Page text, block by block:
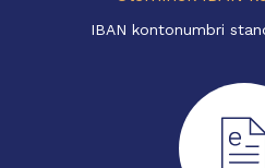
IBAN kontonumbri